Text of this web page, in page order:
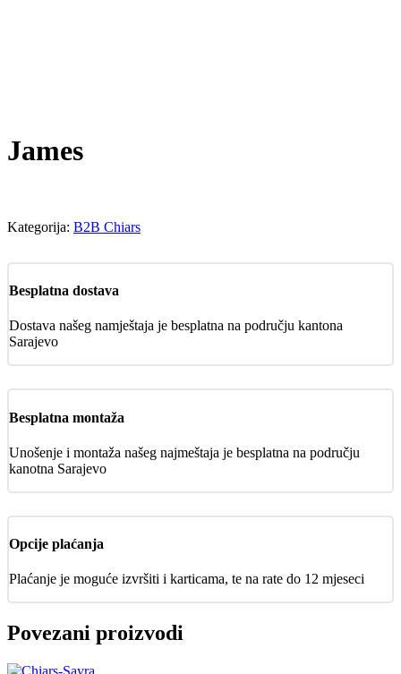
James
Kategorija: B2B Chiars
Besplatna dostava
Dostava našeg namještaja je besplatna na području kantona
Sarajevo
Besplatna montaža
Unošenje i montaža našeg najmeštaja je besplatna na području
kanotna Sarajevo
Opcije plaćanja
Plaćanje je moguće izvršiti i karticama, te na rate do 12 mjeseci
Povezani proizvodi